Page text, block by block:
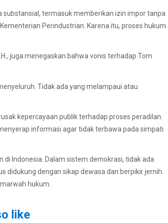
termasuk memberikan izin impor tanpa
Perindustrian. Karena itu, proses hukum
juga menegaskan bahwa vonis terhadap Tom
Tidak ada yang melampaui atau
kepercayaan publik terhadap proses peradilan.
informasi agar tidak terbawa pada simpati
Indonesia. Dalam sistem demokrasi, tidak ada
didukung dengan sikap dewasa dan berpikir jernih.
hukum.
like